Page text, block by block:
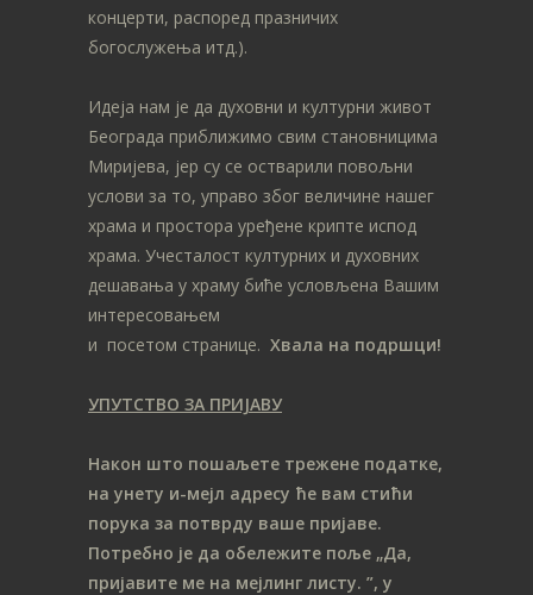
концерти, распоред празничих
богослужења итд.).
Идеја нам је да духовни и културни живот
Београда приближимо свим становницима
Миријева, јер су се остварили повољни
услови за то, управо због величине нашег
храма и простора уређене крипте испод
храма. Учесталост културних и духовних
дешавања у храму биће условљена Вашим
интересовањем
и посетом странице. Хвала на подршци!
УПУТСТВО ЗА ПРИЈАВУ
Након што пошаљете трежене податке,
на унету и-мејл адресу ће вам стићи
порука за потврду ваше пријаве.
Потребно је да обележите поље „Да,
пријавите ме на мeјлинг листу. ”, у